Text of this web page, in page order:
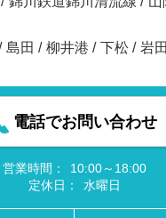
島田 / 柳井港 / 下松 / 岩田
電話でお問い合わせ
営業時間：
10:00～18:00
定休日：
水曜日